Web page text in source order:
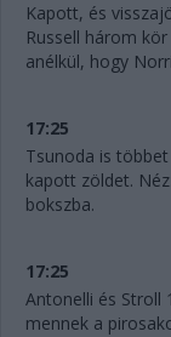
Kapott, és
Russell három
anélkül, hogy
17:25
Tsunoda is
kapott zöldet.
bokszba.
17:25
Antonelli és Stroll
mennek a